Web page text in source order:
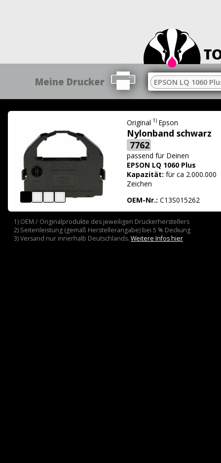
Meine Drucker EPSON LQ 1060
Original 1) Epson
Nylonband schwarz
7762
passend für Deinen
EPSON LQ 1060 Plus
Kapazität: für ca 2.000.000
Zeichen
OEM-Nr.: C13S015262
1) OEM / Originalprodukte des jeweiligen Druckerherstellers
2) Seitenleistung (gemäß Herstellerangabe) bei 5 % Deckung
3) Versand nur innerhalb Deutschlands. Weitere Infos hier